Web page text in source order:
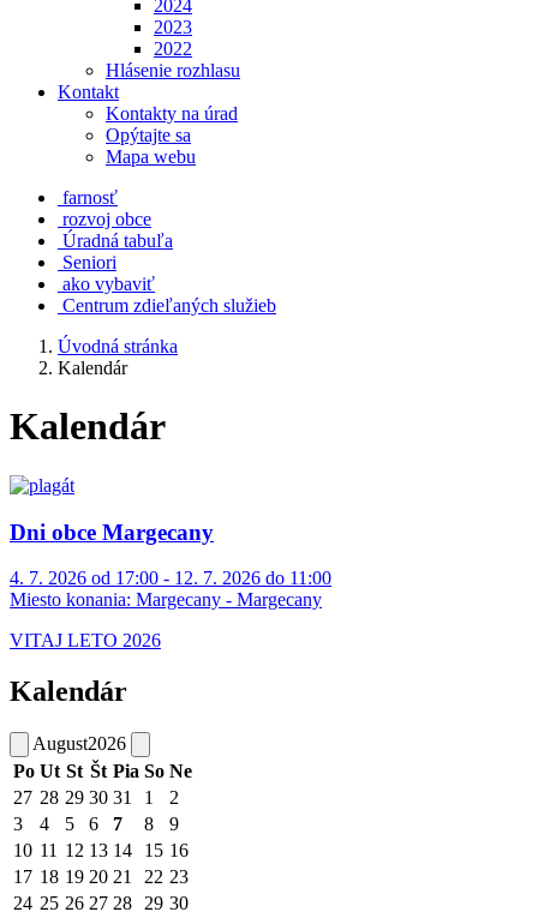
2024
2023
2022
Hlásenie rozhlasu
Kontakt
Kontakty na úrad
Opýtajte sa
Mapa webu
farnosť
rozvoj obce
Úradná tabuľa
Seniori
ako vybaviť
Centrum zdieľaných služieb
Úvodná stránka
Kalendár
Kalendár
Dni obce Margecany
4. 7. 2026 od 17:00 - 12. 7. 2026 do 11:00
Miesto konania: Margecany - Margecany
VITAJ LETO 2026
Kalendár
August2026
Po Ut St Št Pia So Ne
27 28 29 30 31 1
2
3
4 5 6 7 8
9
10 11 12 13 14 15 16
17 18 19 20 21 22 23
24 25 26 27 28 29 30